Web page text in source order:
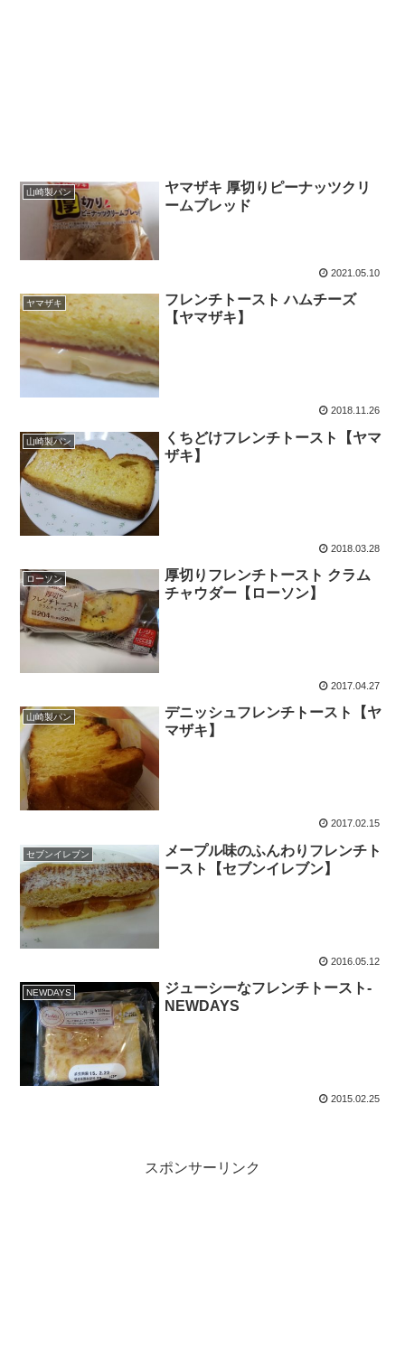
山崎製パン
ヤマザキ 厚切りピーナッツクリ
ームブレッド
2021.05.10
ヤマザキ
フレンチトースト ハムチーズ
【ヤマザキ】
2018.11.26
山崎製パン
くちどけフレンチトースト【ヤマ
ザキ】
2018.03.28
ローソン
厚切りフレンチトースト クラム
チャウダー【ローソン】
2017.04.27
山崎製パン
デニッシュフレンチトースト【ヤ
マザキ】
2017.02.15
セブンイレブン
メープル味のふんわりフレンチト
ースト【セブンイレブン】
2016.05.12
NEWDAYS
ジューシーなフレンチトースト-
NEWDAYS
2015.02.25
スポンサーリンク